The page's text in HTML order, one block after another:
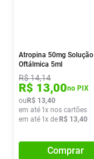
Atropina 50mg Solução
Oftálmica 5ml
R$14,14
R$ 13,00no PIX
ou R$ 13,40
em até 1x nos cartões
em até 1x de R$ 13,40
Comprar